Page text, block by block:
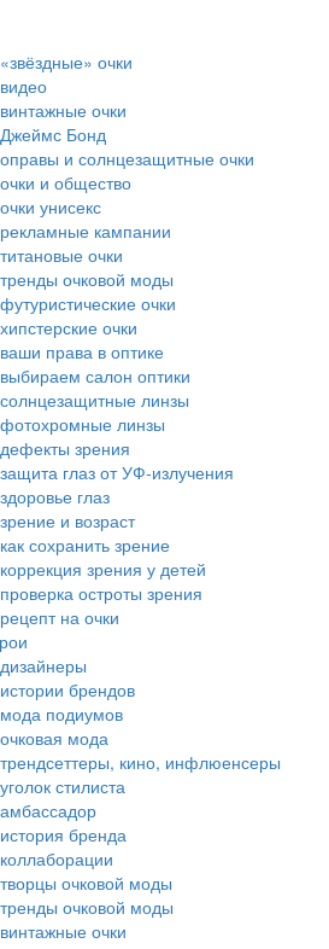
«звёздные» очки
видео
винтажные очки
Джеймс Бонд
оправы и солнцезащитные очки
очки и общество
очки унисекс
рекламные кампании
титановые очки
тренды очковой моды
футуристические очки
хипстерские очки
ваши права в оптике
выбираем салон оптики
солнцезащитные линзы
фотохромные линзы
дефекты зрения
защита глаз от УФ-излучения
здоровье глаз
зрение и возраст
как сохранить зрение
коррекция зрения у детей
проверка остроты зрения
рецепт на очки
дизайнеры
истории брендов
мода подиумов
очковая мода
трендсеттеры, кино, инфлюенсеры
уголок стилиста
амбассадор
история бренда
коллаборации
творцы очковой моды
тренды очковой моды
винтажные очки